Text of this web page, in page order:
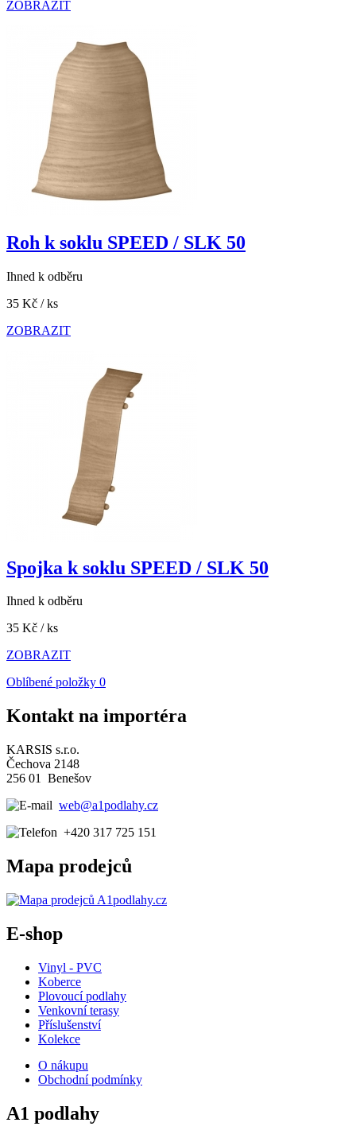
ZOBRAZIT
Roh k soklu SPEED / SLK 50
Ihned k odběru
35 Kč / ks
ZOBRAZIT
Spojka k soklu SPEED / SLK 50
Ihned k odběru
35 Kč / ks
ZOBRAZIT
Oblíbené položky 0
Kontakt na importéra
KARSIS s.r.o.
Čechova 2148
256 01 Benešov
web@a1podlahy.cz
+420 317 725 151
Mapa prodejců
E-shop
Vinyl - PVC
Koberce
Plovoucí podlahy
Venkovní terasy
Příslušenství
Kolekce
O nákupu
Obchodní podmínky
A1 podlahy